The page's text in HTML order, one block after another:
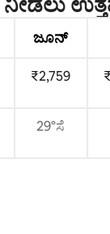
ಜೂನ್
₹2,759
29°ಸೆ